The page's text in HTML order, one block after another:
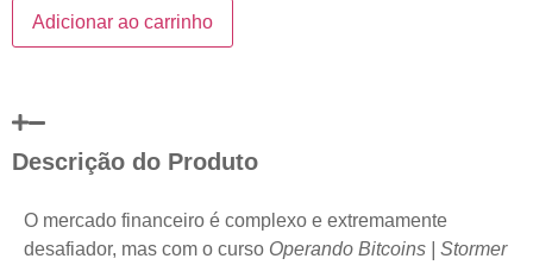
Adicionar ao carrinho
Descrição do Produto
O mercado financeiro é complexo e extremamente
desafiador, mas com o curso Operando Bitcoins | Stormer